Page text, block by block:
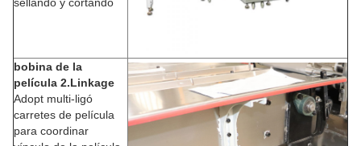
bobina de la
película 2.Linkage
Adopt multi-ligó
carretes de película
para coordinar